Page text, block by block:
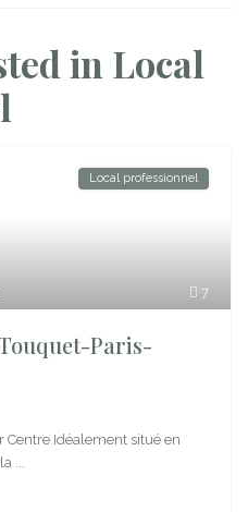
in Local
7
Local professionnel
Paris-
Centre Idéalement situé en